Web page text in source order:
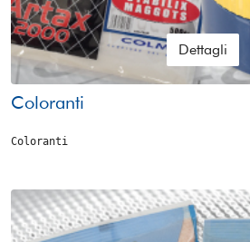
Dettagli
Coloranti
Coloranti